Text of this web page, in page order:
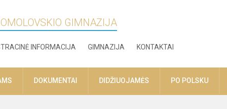
GIMNAZIJA
INFORMACIJA GIMNAZIJA KONTAKTAI
DOKUMENTAI DIDŽIUOJAMĖS PO POLSKU